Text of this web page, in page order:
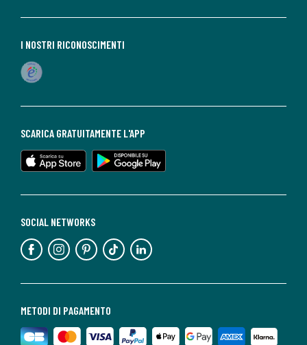
METODI DI PAGAMENTO
SOCIAL NETWORKS
SCARICA GRATUITAMENTE L'APP
I NOSTRI RICONOSCIMENTI